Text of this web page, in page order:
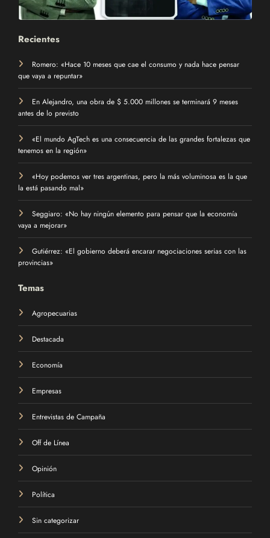
Recientes
Romero: «Hace 10 meses que cae el consumo y nada hace pensar
que vaya a repuntar»
En Alejandro, una obra de $ 5.000 millones se terminará 9 meses
antes de lo previsto
«El mundo AgTech es una consecuencia de las grandes fortalezas que
tenemos en la región»
«Hoy podemos ver tres argentinas, pero la más voluminosa es la que
la está pasando mal»
Seggiaro: «No hay ningún elemento para pensar que la economía
vaya a mejorar»
Gutiérrez: «El gobierno deberá encarar negociaciones serias con las
provincias»
Temas
Agropecuarias
Destacada
Economía
Empresas
Entrevistas de Campaña
Off de Línea
Opinión
Política
Sin categorizar